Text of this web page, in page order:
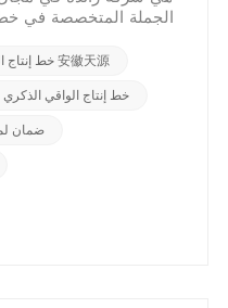
الجملة المتخصصة في
باستخدام مواد من
حصول العملاء على معدات موثوقة فحسب، ب...
خط إنتاج الواقي الذكري 安徽天源
خط إنتاج الواقي الذكري
ضمان